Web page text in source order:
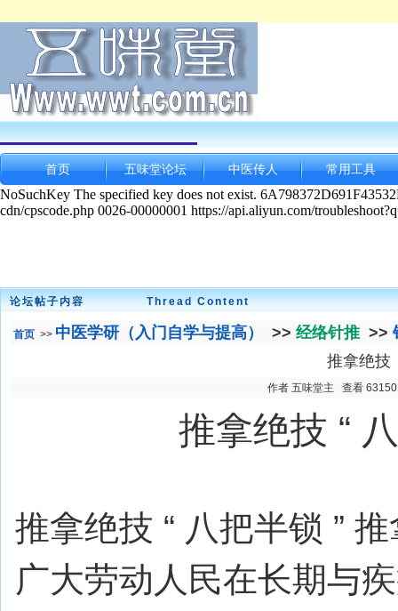
首页 五味堂论坛 中医传人 常用工具
论坛帖子内容Thread Content
首页 >> 中医学研（入门自学与提高） >> 经络针推>>
推拿绝技
作者 五味堂主 查看
推拿绝技 “
推拿绝技 “ 八把半锁 ”
广大劳动人民在长期与